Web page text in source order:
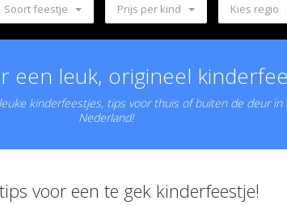
Soort feestje Prijs per kind Kies regio
een leuk, origineel
kinderfeestjes, tips voor thuis of buiten de deur in
Nederland!
voor een te gek kinderfeestje!